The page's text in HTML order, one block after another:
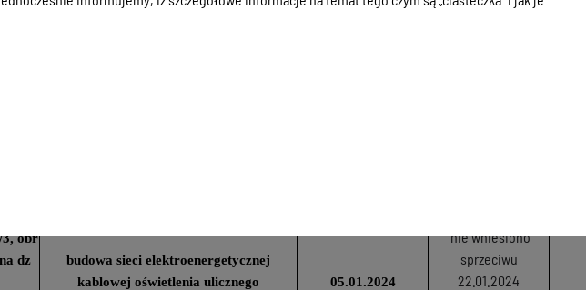
3, obr
dz
budowa sieci elektroenergetycznej
kablowej oświetlenia ulicznego
05.01.2024
nie wniesiono
sprzeciwu
22.01.2024